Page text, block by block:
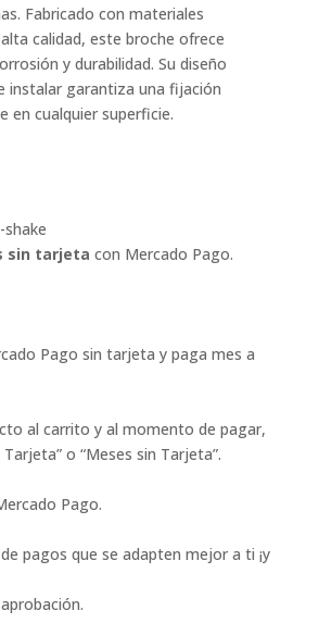
Fabricado con materiales
calidad, este broche ofrece
y durabilidad. Su diseño
instalar garantiza una fijación
en cualquier superficie.
sin tarjeta con Mercado Pago.
Pago sin tarjeta y paga mes a
al carrito y al momento de pagar,
o “Meses sin Tarjeta”.
Pago.
pagos que se adapten mejor a ti ¡y